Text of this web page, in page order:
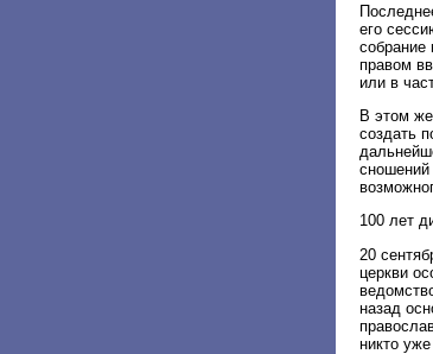
его
собрание
правом
или в
В этом
создать
сношений
100 лет
20
церкви
назад
никто уже